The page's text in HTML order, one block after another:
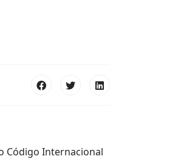
Código Internacional